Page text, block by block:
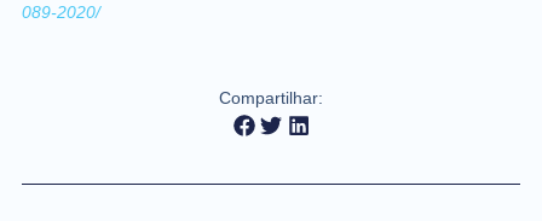
089-2020/
Compartilhar: